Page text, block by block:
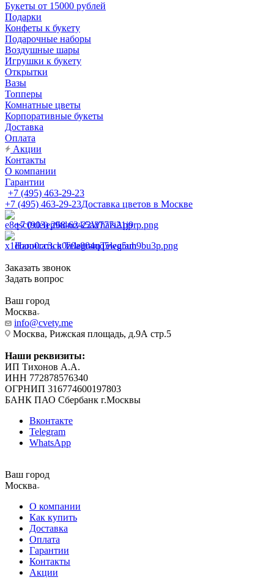
Букеты от 15000 рублей
Подарки
Конфеты к букету
Подарочные наборы
Воздушные шары
Игрушки к букету
Открытки
Вазы
Топперы
Комнатные цветы
Корпоративные букеты
Доставка
Оплата
Акции
Контакты
О компании
Гарантии
+7 (495) 463-29-23
+7 (495) 463-29-23Доставка цветов в Москве
+7 (903) 268-62-22WhatsApp
Написать в TelegramTelegram
Заказать звонок
Задать вопрос
Ваш город
Москва
info@cvety.me
Москва, Рижская площадь, д.9А стр.5
Наши реквизиты:
ИП Тихонов А.А.
ИНН 772878576340
ОГРНИП 316774600197803
БАНК ПАО Сбербанк г.Москвы
Вконтакте
Telegram
WhatsApp
Ваш город
Москва
О компании
Как купить
Доставка
Оплата
Гарантии
Контакты
Акции